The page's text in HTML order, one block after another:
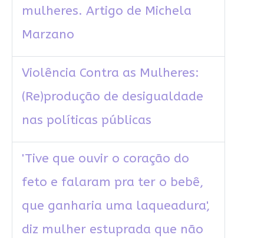
mulheres. Artigo de Michela
Marzano
Violência Contra as Mulheres:
(Re)produção de desigualdade
nas políticas públicas
'Tive que ouvir o coração do
feto e falaram pra ter o bebê,
que ganharia uma laqueadura',
diz mulher estuprada que não